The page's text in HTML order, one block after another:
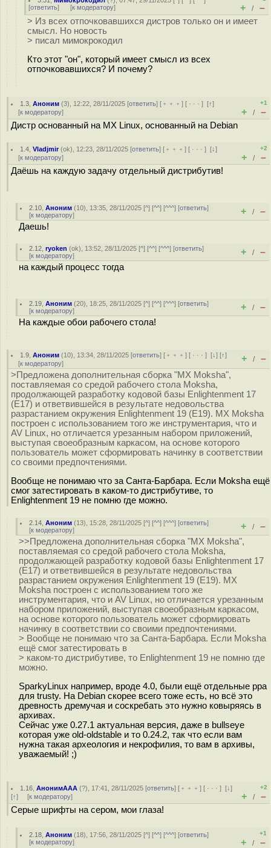
[ответить] [к модератору] + / –
> Из всех отпочковавшихся дистров только он и имеет
смысл. Но новость
> писал мимокрокодил
Кто этот "он", который имеет смысл из всех
отпочковавшихся? И почему?
1.3 ,Аноним (3), 12:22, 28/11/2025 [ответить] [ ﹢﹢﹢] [ · · ·][↑]
[к модератору]
+1
+ / –
Дистр основанный на MX Linux, основанный на Debian
1.4 ,Vladjmir(ok), 12:23, 28/11/2025 [ответить] [ ﹢﹢﹢] [ · · ·][↓]
[к модератору]
+2
+ / –
Даёшь на каждую задачу отдельный дистрибутив!
2.10 ,Аноним (10), 13:35, 28/11/2025 [^] [^^] [^^^] [ответить]
[к модератору] + / –
Даешь!
2.12 ,ryoken (ok), 13:52, 28/11/2025 [^] [^^] [^^^] [ответить]
[к модератору] + / –
на каждый процесс тогда
2.19 ,Аноним (20), 18:25, 28/11/2025 [^] [^^] [^^^] [ответить]
[к модератору] + / –
На каждые обои рабочего стола!
1.9 ,Аноним (10), 13:34, 28/11/2025 [ответить] [ ﹢﹢﹢] [ · · ·][↓] [↑]
[к модератору] + / –
>Предложена дополнительная сборка "MX Moksha",
поставляемая со средой рабочего стола Moksha,
продолжающей разработку кодовой базы Enlightenment 17
(E17) и ответвившейся в результате недовольства
разрастанием окружения Enlightenment 19 (E19). MX Moksha
построен с использованием того же инструментария, что и
AV Linux, но отличается урезанным набором приложений,
выступая своеобразным каркасом, на основе которого
пользователь может сформировать начинку в соответствии
со своими предпочтениями.
Вообще не понимаю что за Санта-Барбара. Если Moksha ещё
смог затестировать в каком-то дистрибутиве, то
Enlightenment 19 не помню где можно.
2.14 ,Аноним (13), 15:28, 28/11/2025 [^] [^^] [^^^] [ответить]
[к модератору] + / –
>>Предложена дополнительная сборка "MX Moksha",
поставляемая со средой рабочего стола Moksha,
продолжающей разработку кодовой базы Enlightenment 17
(E17) и ответвившейся в результате недовольства
разрастанием окружения Enlightenment 19 (E19). MX
Moksha построен с использованием того же
инструментария, что и AV Linux, но отличается урезанным
набором приложений, выступая своеобразным каркасом,
на основе которого пользователь может сформировать
начинку в соответствии со своими предпочтениями.
> Вообще не понимаю что за Санта-Барбара. Если Moksha
ещё смог затестировать в
> каком-то дистрибутиве, то Enlightenment 19 не помню где
можно.
SparkyLinux например, вроде 4.0, были ещё отдельные ppa
для trusty. На Debian скорее всего тоже есть, но всё это
древность дремучая и соскребать это нужно ковыряясь в
архивах.
Сейчас уже 0.27.1 актуальная версия, даже в bullseye
которая уже old-oldstable и то 0.24.2, так что если вам
нужна такая археология и некрофилия, то вам в архивы,
уважаемый! ;)
1.16 ,АнонимААА (?), 17:41, 28/11/2025 [ответить] [ ﹢﹢﹢] [ · · ·][↓]
[↑] [к модератору]
+2
+ / –
Серые шрифты на сером, мои глаза!
2.18 ,Аноним (18), 17:56, 28/11/2025 [^] [^^] [^^^] [ответить]
[к модератору]
+1
+ / –